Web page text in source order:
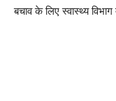
बचाव के लिए स्वास्थ्य